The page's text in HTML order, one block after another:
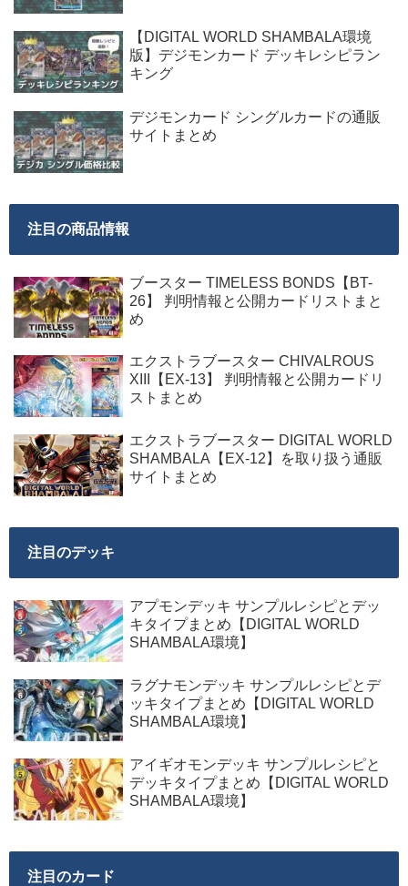
【DIGITAL WORLD SHAMBALA環境
版】デジモンカード デッキレシピラン
キング
デジモンカード シングルカードの通販
サイトまとめ
注目の商品情報
ブースター TIMELESS BONDS【BT-
26】 判明情報と公開カードリストまと
め
エクストラブースター CHIVALROUS
XIII【EX-13】 判明情報と公開カードリ
ストまとめ
エクストラブースター DIGITAL WORLD
SHAMBALA【EX-12】を取り扱う通販
サイトまとめ
注目のデッキ
アプモンデッキ サンプルレシピとデッ
キタイプまとめ【DIGITAL WORLD
SHAMBALA環境】
ラグナモンデッキ サンプルレシピとデ
ッキタイプまとめ【DIGITAL WORLD
SHAMBALA環境】
アイギオモンデッキ サンプルレシピと
デッキタイプまとめ【DIGITAL WORLD
SHAMBALA環境】
注目のカード